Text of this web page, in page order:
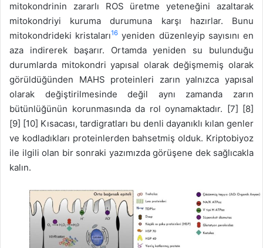
mitokondrinin zararlı ROS üretme yeteneğini azaltarak
mitokondriyi kuruma durumuna karşı hazırlar. Bunu
mitokondrideki kristaları16 yeniden düzenleyip sayısını en
aza indirerek başarır. Ortamda yeniden su bulunduğu
durumlarda mitokondri yapısal olarak değişmemiş olarak
görüldüğünden MAHS proteinleri zarın yalnızca yapısal
olarak değiştirilmesinde değil aynı zamanda zarın
bütünlüğünün korunmasında da rol oynamaktadır. [7] [8]
[9] [10] Kısacası, tardigratları bu denli dayanıklı kılan genler
ve kodladıkları proteinlerden bahsetmiş olduk. Kriptobiyoz
ile ilgili olan bir sonraki yazımızda görüşene dek sağlıcakla
kalın.